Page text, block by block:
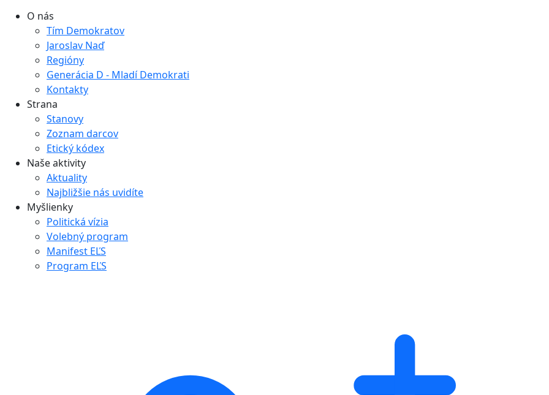
O nás
Tím Demokratov
Jaroslav Naď
Regióny
Generácia D - Mladí Demokrati
Kontakty
Strana
Stanovy
Zoznam darcov
Etický kódex
Naše aktivity
Aktuality
Najbližšie nás uvidíte
Myšlienky
Politická vízia
Volebný program
Manifest EĽS
Program EĽS